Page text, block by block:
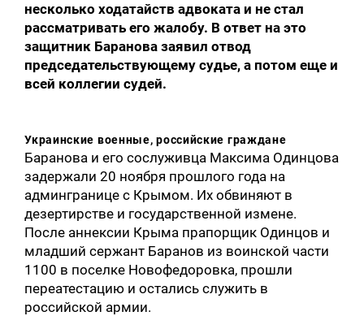
несколько ходатайств адвоката и не стал
рассматривать его жалобу. В ответ на это
защитник Баранова заявил отвод
председательствующему судье, а потом еще и
всей коллегии судей.
Украинские военные, российские граждане
Баранова и его сослуживца Максима Одинцова
задержали 20 ноября прошлого года на
админгранице с Крымом. Их обвиняют в
дезертирстве и государственной измене.
После аннексии Крыма прапорщик Одинцов и
младший сержант Баранов из воинской части
1100 в поселке Новофедоровка, прошли
переатестацию и остались служить в
российской армии.